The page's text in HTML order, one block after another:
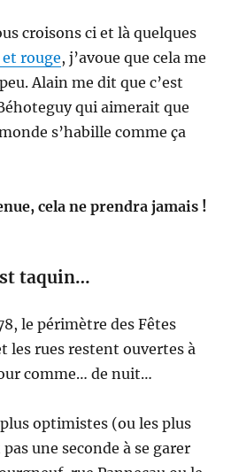
croisons ci et là quelques
rouge, j’avoue que cela me
Alain me dit que c’est
qui aimerait que
s’habille comme ça
cela ne prendra jamais !
taquin…
le périmètre des Fêtes
les rues restent ouvertes à
comme… de nuit…
optimistes (ou les plus
une seconde à se garer